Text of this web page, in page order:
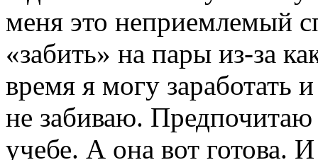
меня это неприемлемый
«забить» на пары из-за
время я могу заработать
не забиваю.
учебе. А она вот